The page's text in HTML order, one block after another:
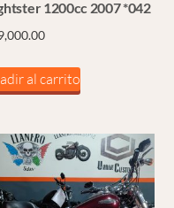
1200cc 2007 *042
al carrito